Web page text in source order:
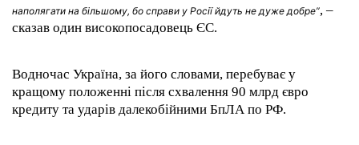
наполягати на більшому, бо справи у Росії йдуть не дуже добре”, –
сказав один високопосадовець ЄС.
Водночас Україна, за його словами, перебуває у
кращому положенні після схвалення 90 млрд євро
кредиту та ударів далекобійними БпЛА по РФ.